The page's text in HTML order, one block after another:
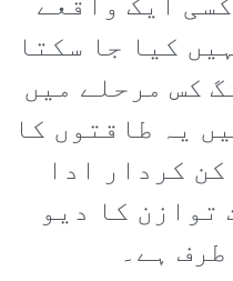
کیا جا سکتا
کس مرحلے میں
یہ طاقتوں کا
کردار ادا
توازن کا دیو
ہے۔